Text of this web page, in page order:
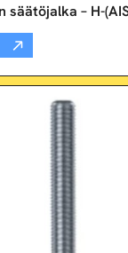
säätöjalka – H-